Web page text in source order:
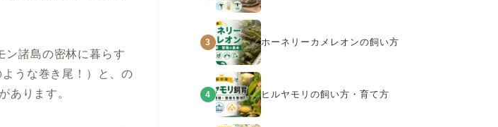
ン諸島の密林に暮らす
うな巻き尾！）と、の
あります。
3 ホーネリーカメレオンの飼い方
4 ヒルヤモリの飼い方・育て方